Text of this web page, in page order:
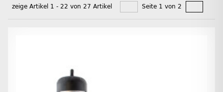
zeige Artikel 1 - 22 von 27 Artikel Seite 1 von 2